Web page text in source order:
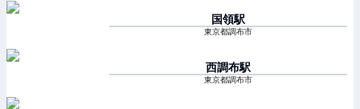
国領駅
東京都調布市
西調布駅
東京都調布市